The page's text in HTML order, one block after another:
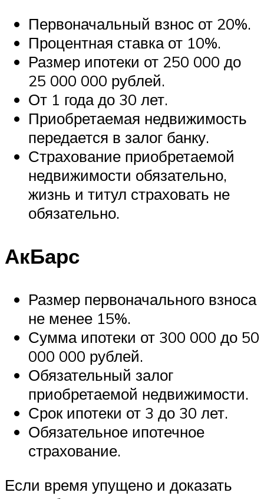
Первоначальный взнос от 20%.
Процентная ставка от 10%.
Размер ипотеки от 250 000 до
25 000 000 рублей.
От 1 года до 30 лет.
Приобретаемая недвижимость
передается в залог банку.
Страхование приобретаемой
недвижимости обязательно,
жизнь и титул страховать не
обязательно.
АкБарс
Размер первоначального взноса
не менее 15%.
Сумма ипотеки от 300 000 до 50
000 000 рублей.
Обязательный залог
приобретаемой недвижимости.
Срок ипотеки от 3 до 30 лет.
Обязательное ипотечное
страхование.
Если время упущено и доказать